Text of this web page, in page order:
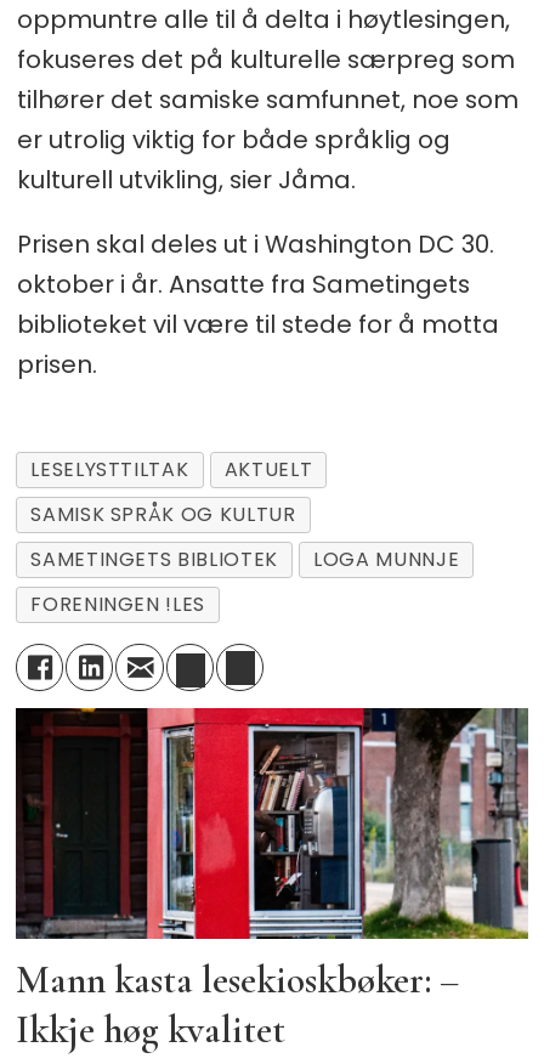
oppmuntre alle til å delta i høytlesingen,
fokuseres det på kulturelle særpreg som
tilhører det samiske samfunnet, noe som
er utrolig viktig for både språklig og
kulturell utvikling, sier Jåma.
Prisen skal deles ut i Washington DC 30.
oktober i år. Ansatte fra Sametingets
biblioteket vil være til stede for å motta
prisen.
LESELYSTTILTAK
AKTUELT
SAMISK SPRÅK OG KULTUR
SAMETINGETS BIBLIOTEK
LOGA MUNNJE
FORENINGEN !LES
Mann kasta lesekioskbøker: –
Ikkje høg kvalitet